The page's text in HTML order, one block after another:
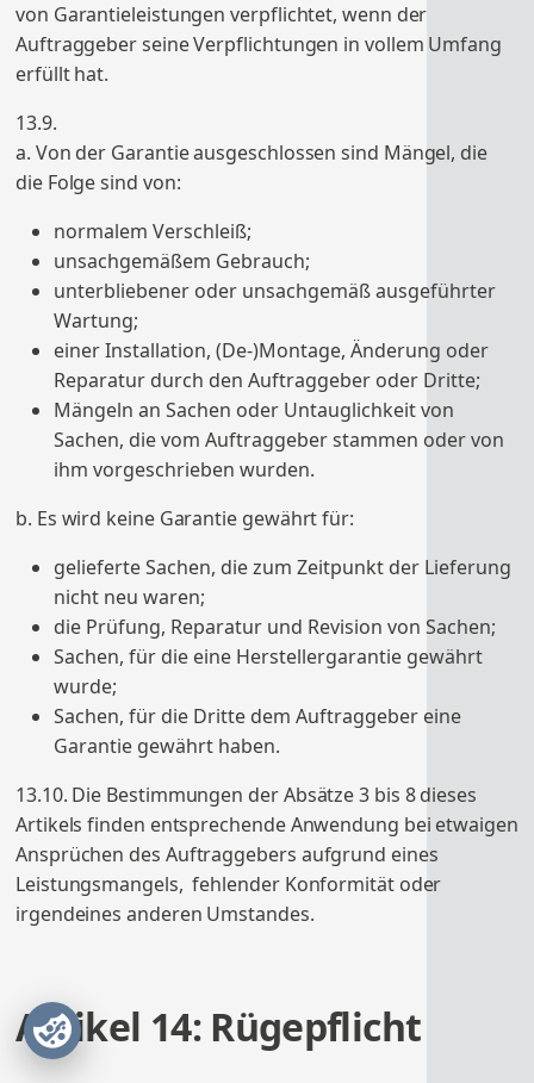
von Garantieleistungen verpflichtet, wenn der
Auftraggeber seine Verpflichtungen in vollem Umfang
erfüllt hat.
13.9.
a. Von der Garantie ausgeschlossen sind Mängel, die
die Folge sind von:
normalem Verschleiß;
unsachgemäßem Gebrauch;
unterbliebener oder unsachgemäß ausgeführter
Wartung;
einer Installation, (De-)Montage, Änderung oder
Reparatur durch den Auftraggeber oder Dritte;
Mängeln an Sachen oder Untauglichkeit von
Sachen, die vom Auftraggeber stammen oder von
ihm vorgeschrieben wurden.
b. Es wird keine Garantie gewährt für:
gelieferte Sachen, die zum Zeitpunkt der Lieferung
nicht neu waren;
die Prüfung, Reparatur und Revision von Sachen;
Sachen, für die eine Herstellergarantie gewährt
wurde;
Sachen, für die Dritte dem Auftraggeber eine
Garantie gewährt haben.
13.10. Die Bestimmungen der Absätze 3 bis 8 dieses
Artikels finden entsprechende Anwendung bei etwaigen
Ansprüchen des Auftraggebers aufgrund eines
Leistungsmangels, fehlender Konformität oder
irgendeines anderen Umstandes.
Artikel 14: Rügepflicht